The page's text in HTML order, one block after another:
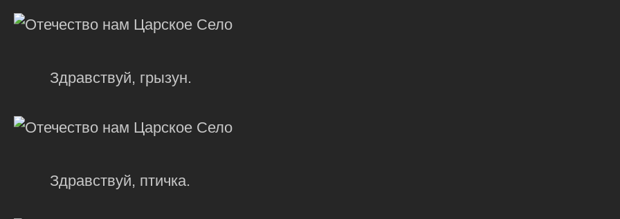
Здравствуй, грызун.
Здравствуй, птичка.